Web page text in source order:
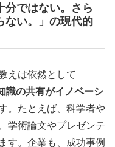
分ではない。さら
ない。」の現代的
えは依然として
識の共有がイノベーシ
。たとえば、科学者や
学術論文やプレゼンテ
す。企業も、成功事例